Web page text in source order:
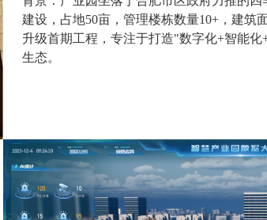
建设，占地50亩，管理楼栋数量10+，建筑
升级首期工程，专注于打造"数字化+智能
生态。